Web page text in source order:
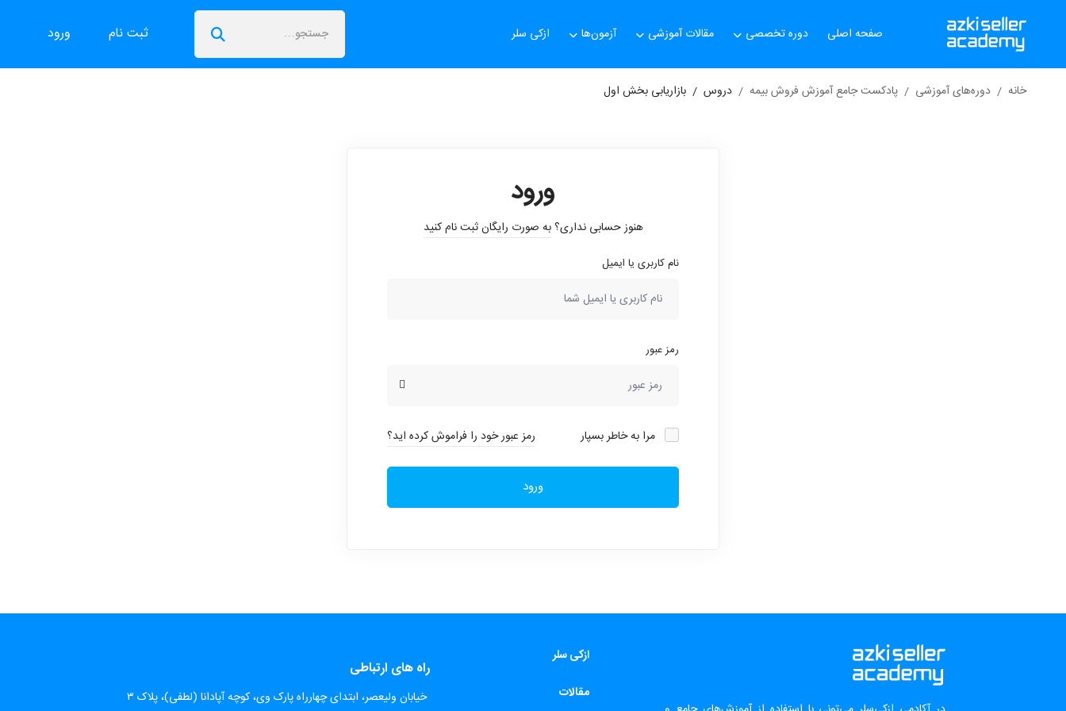
صفحه اصلی دوره تخصصی مقالات آموزشی آزمون‌ها ازکی سلر ورود ثبت نام
خانه دوره‌های آموزشی پادکست جامع آموزش فروش بیمه دروس بازاریابی بخش اول
ورود
هنوز حسابی نداری؟به صورت رایگان ثبت نام کنید
نام کاربری یا ایمیل
رمز عبور
مرا به خاطر بسپار رمز عبور خود را فراموش کرده اید؟
ورود
ازکی سلر
مقالات
راه های ارتباطی
​خیابان ولیعصر، ابتدای چهارراه پارک وی، کوچه آپادانا (لطفی)، پلاک ۳